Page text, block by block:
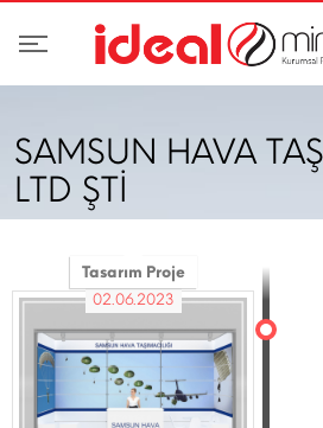
SAMSUN HAVA
LTD ŞTİ
Tasarım Proje
02.06.2023